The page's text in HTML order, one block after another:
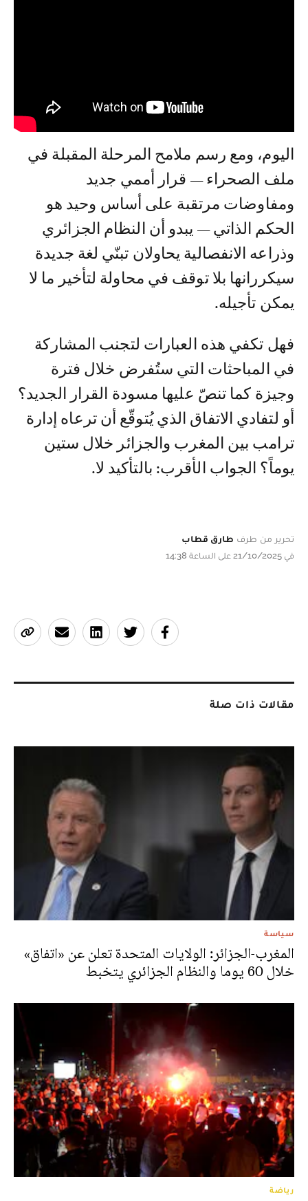
اليوم، ومع رسم ملامح المرحلة المقبلة في
ملف الصحراء — قرار أممي جديد
ومفاوضات مرتقبة على أساس وحيد هو
الحكم الذاتي — يبدو أن النظام الجزائري
وذراعه الانفصالية يحاولان تبنّي لغة جديدة
سيكررانها بلا توقف في محاولة لتأخير ما لا
يمكن تأجيله.
فهل تكفي هذه العبارات لتجنب المشاركة
في المباحثات التي ستُفرض خلال فترة
وجيزة كما تنصّ عليها مسودة القرار الجديد؟
أو لتفادي الاتفاق الذي يُتوقّع أن ترعاه إدارة
ترامب بين المغرب والجزائر خلال ستين
يوماً؟ الجواب الأقرب: بالتأكيد لا.
تحرير من طرف طارق قطاب
في 21/10/2025 على الساعة 14:38
مقالات ذات صلة
سياسة
المغرب-الجزائر: الولايات المتحدة تعلن عن «اتفاق»
خلال 60 يوما والنظام الجزائري يتخبط
رياضة